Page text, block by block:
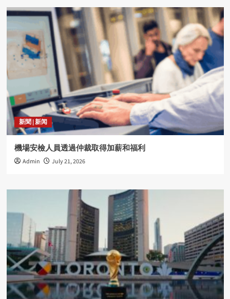
新聞 | 新闻
機場安檢人員透過仲裁取得加薪和福利
Admin July 21, 2026